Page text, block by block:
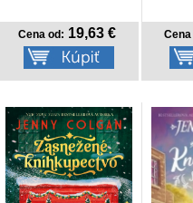
Cena od: 19,63 €